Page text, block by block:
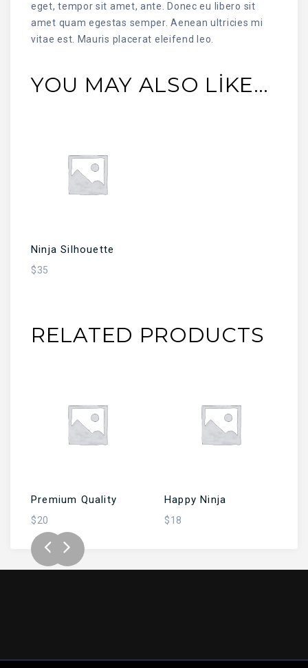
eget, tempor sit amet, ante. Donec eu libero sit
amet quam egestas semper. Aenean ultricies mi
vitae est. Mauris placerat eleifend leo.
YOU MAY ALSO LIKE…
SEPETE EKLE
Ninja Silhouette
$35
RELATED PRODUCTS
SEPETE EKLE
Premium Quality
$20
SEPETE EKLE
Happy Ninja
$18